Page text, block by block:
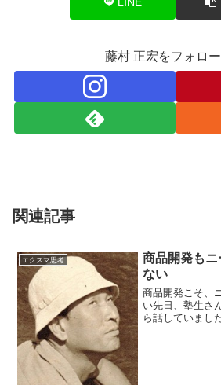
藤村 正宏をフォロ
関連記事
エクスマ思考
商品開発も
ない
商品開発こそ、
い先日、塾生さ
ら話していまし